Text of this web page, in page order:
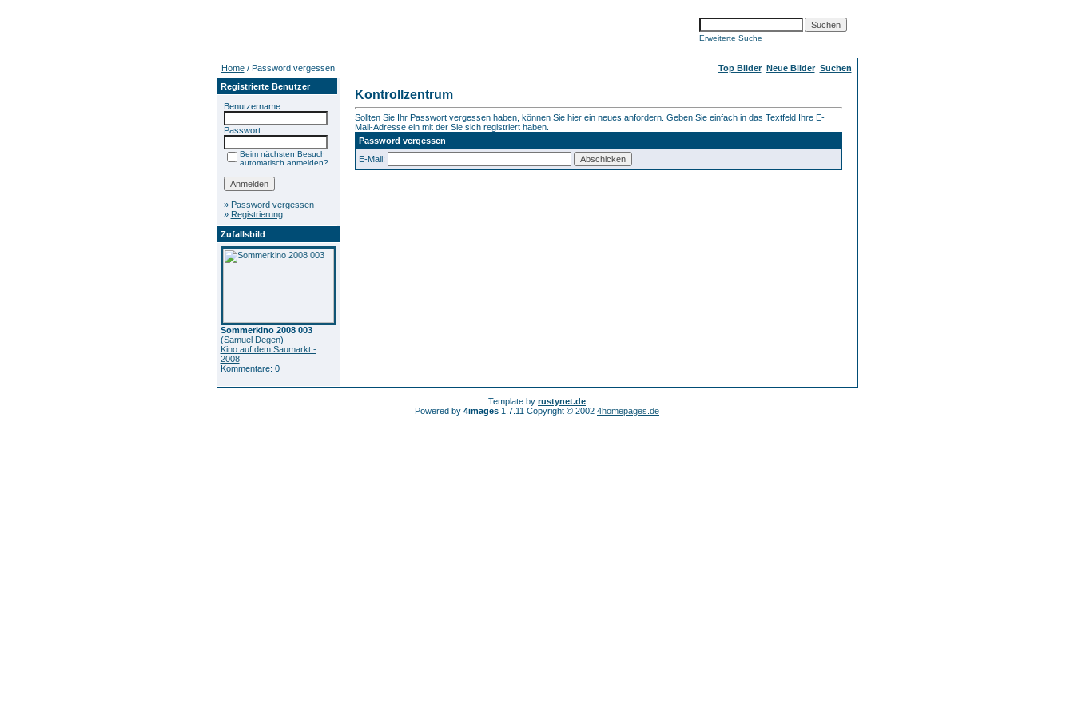
Erweiterte Suche
Home/ Password vergessen Top Bilder Neue Bilder Suchen
Registrierte Benutzer
Benutzername:
Passwort:
Beim nächsten Besuch
automatisch anmelden?
» Password vergessen
» Registrierung
Zufallsbild
Sommerkino 2008 003
(Samuel Degen)
Kino auf dem Saumarkt -
2008
Kommentare: 0
Kontrollzentrum
Sollten Sie Ihr Passwort vergessen haben, können Sie hier ein neues anfordern. Geben Sie einfach in das Textfeld Ihre E-
Mail-Adresse ein mit der Sie sich registriert haben.
Password vergessen
E-Mail:
Template by rustynet.de
Powered by 4images 1.7.11 Copyright © 2002 4homepages.de